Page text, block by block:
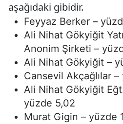
aşağıdaki gibidir.
Feyyaz Berker –
Ali Nihat Gökyiğit
Anonim Şirketi –
Ali Nihat Gökyiğit –
Cansevil Akçağlılar
Ali Nihat Gökyiğit
yüzde 5,02
Murat Gigin – yüzde